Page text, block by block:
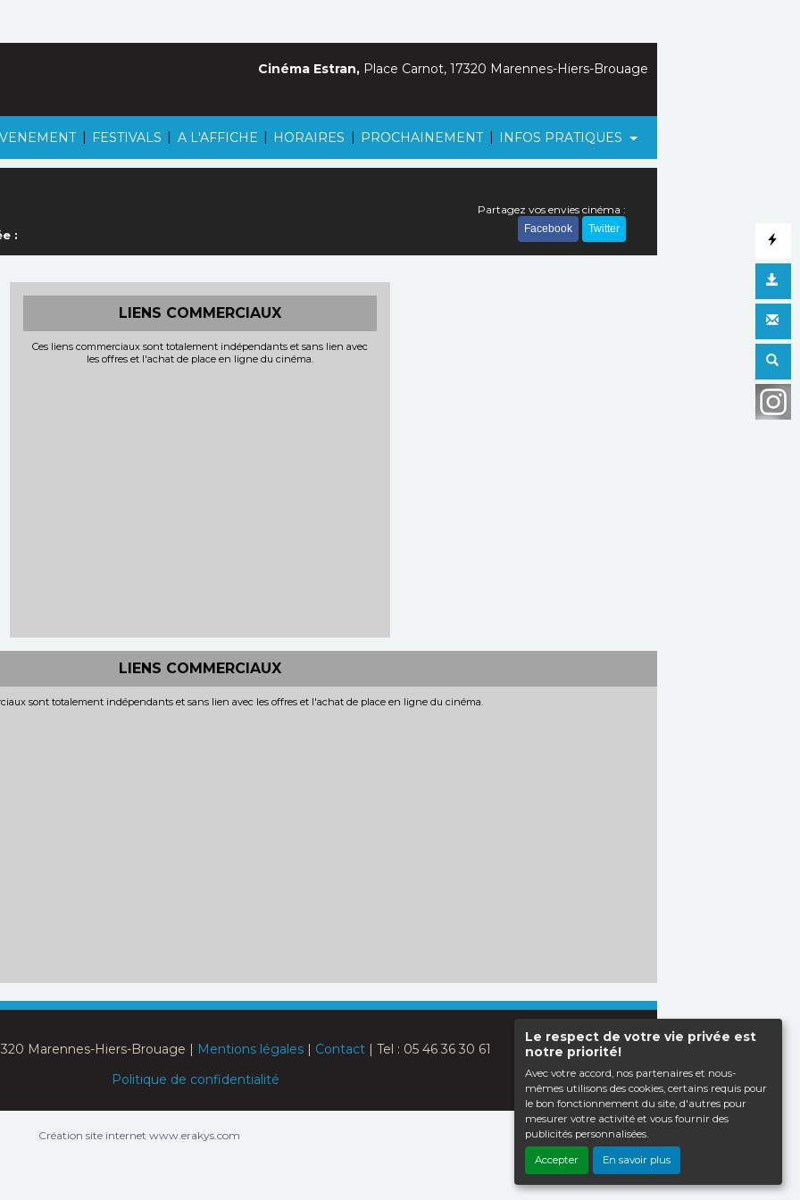
Le respect de votre vie privée est
notre priorité!
Avec votre accord, nos partenaires et nous-
mêmes utilisons des cookies, certains requis pour
le bon fonctionnement du site, d'autres pour
mesurer votre activité et vous fournir des
publicités personnalisées.
Accepter En savoir plus
| FESTIVALS | A L'AFFICHE | HORAIRES | PROCHAINEMENT | INFOS PRATIQUES
Cinéma Estran, Place Carnot, 17320 Marennes-Hiers-Brouage
:
Partagez vos envies cinéma :
Facebook Twitter
LIENS COMMERCIAUX
Ces liens commerciaux sont totalement indépendants et sans lien avec
les offres et l'achat de place en ligne du cinéma.
LIENS COMMERCIAUX
sont totalement indépendants et sans lien avec les offres et l'achat de place en ligne du cinéma.
Marennes-Hiers-Brouage | Mentions légales| Contact| Tel : 05 46 36 30 61
Politique de confidentialité
Haut de page
Création site internet www.erakys.com